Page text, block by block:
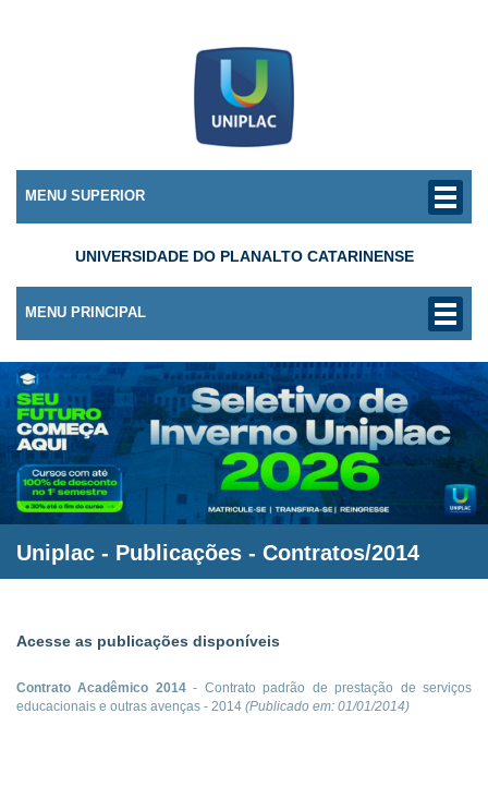
MENU SUPERIOR
UNIVERSIDADE DO PLANALTO CATARINENSE
MENU PRINCIPAL
Uniplac - Publicações - Contratos/2014
Acesse as publicações disponíveis
Contrato Acadêmico 2014- Contrato padrão de prestação de serviços
educacionais e outras avenças - 2014 (Publicado em: 01/01/2014)